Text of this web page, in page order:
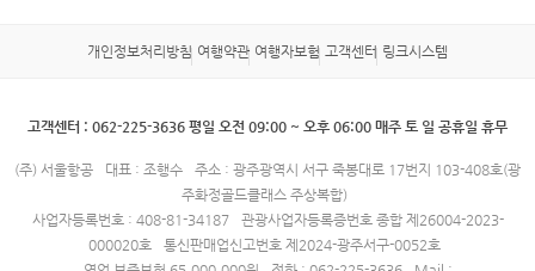
개인정보처리방침 여행약관 여행자보험 고객센터 링크시스템
고객센터 : 062-225-3636 평일 오전 09:00 ~ 오후 06:00 매주 토 일 공휴일 휴무
(주) 서울항공 대표 : 조행수
주소 : 광주광역시 서구 죽봉대로 17번지 103-408호(광
주화정골드클래스 주상복합)
사업자등록번호 : 408-81-34187
관광사업자등록증번호 종합 제26004-2023-
000020호
통신판매업신고번호 제2024-광주서구-0052호